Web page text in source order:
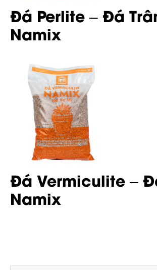
Đá Perlite – Đá
Namix
Đá Vermiculite –
Namix